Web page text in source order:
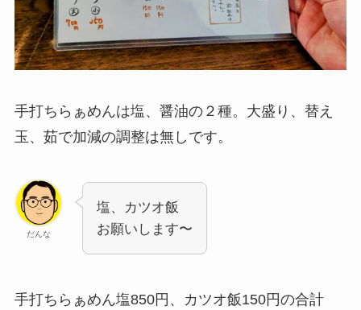
手打ちらぁめんは塩、醤油の２種。大盛り、替え
玉、茹で加減の調整は無しです。
だんな
塩、カツオ飯
お願いします〜
手打ちらぁめん塩850円、カツオ飯150円の合計